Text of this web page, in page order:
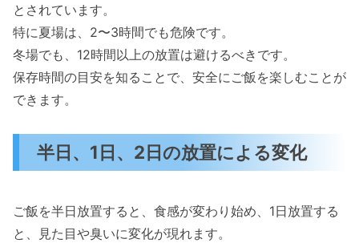
とされています。
特に夏場は、2〜3時間でも危険です。
冬場でも、12時間以上の放置は避けるべきです。
保存時間の目安を知ることで、安全にご飯を楽しむことが
できます。
半日、1日、2日の放置による変化
ご飯を半日放置すると、食感が変わり始め、1日放置する
と、見た目や臭いに変化が現れます。